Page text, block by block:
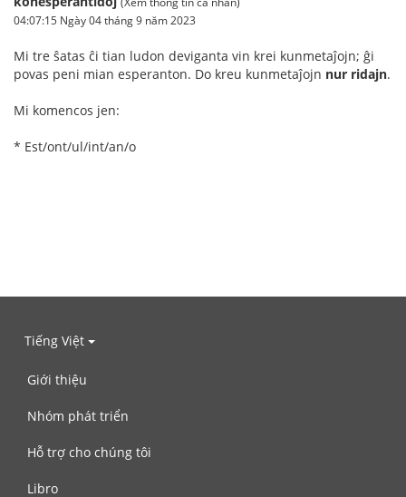
04:07:15 Ngày 04 tháng 9 năm 2023
Mi tre ŝatas ĉi tian ludon deviganta vin krei kunmetaĵojn; ĝi
povas peni mian esperanton. Do kreu kunmetaĵojn nur ridajn.
Mi komencos jen:
* Est/ont/ul/int/an/o
Tiếng Việt
Giới thiệu
Nhóm phát triển
Hỗ trợ cho chúng tôi
Libro